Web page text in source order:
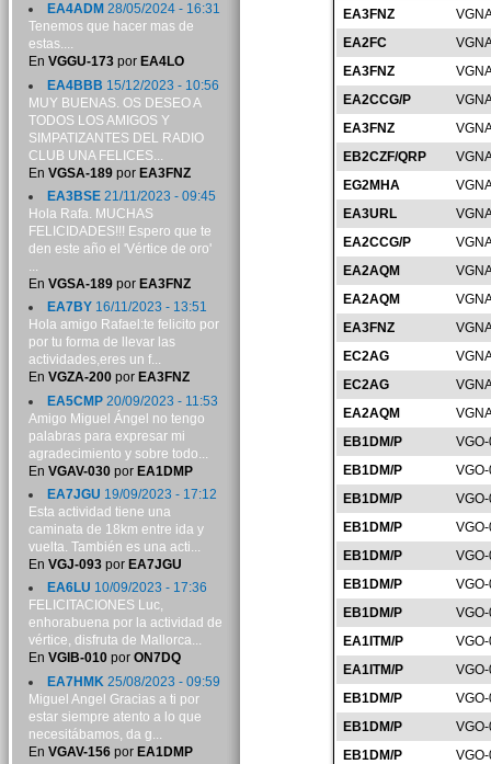
EA3FNZ
EA2FC
EA3FNZ
EA2CCG/P
EA3FNZ
EB2CZF/QRP
EG2MHA
EA3URL
EA2CCG/P
EA2AQM
EA2AQM
EA3FNZ
EC2AG
EC2AG
EA2AQM
EB1DM/P
EB1DM/P
EB1DM/P
EB1DM/P
EB1DM/P
EB1DM/P
EB1DM/P
EA1ITM/P
EA1ITM/P
EB1DM/P
EB1DM/P
EB1DM/P
EA4ADM 28/05/2024 - 16:31
Tenemos que hacer mas de
estas....
En VGGU-173por EA4LO
EA4BBB 15/12/2023 - 10:56
MUY BUENAS. OS DESEO A
TODOS LOS AMIGOS Y
SIMPATIZANTES DEL RADIO
CLUB UNA FELICES...
En VGSA-189por EA3FNZ
EA3BSE21/11/2023 - 09:45
Hola Rafa. MUCHAS
FELICIDADES!!! Espero que te
den este año el 'Vértice de oro'
...
En VGSA-189por EA3FNZ
EA7BY16/11/2023 - 13:51
Hola amigo Rafael:te felicito por
por tu forma de llevar las
actividades,eres un f...
En VGZA-200por EA3FNZ
EA5CMP20/09/2023 - 11:53
Amigo Miguel Ángel no tengo
palabras para expresar mi
agradecimiento y sobre todo...
En VGAV-030por EA1DMP
EA7JGU 19/09/2023 - 17:12
Esta actividad tiene una
caminata de 18km entre ida y
vuelta. También es una acti...
En VGJ-093por EA7JGU
EA6LU 10/09/2023 - 17:36
FELICITACIONES Luc,
enhorabuena por la actividad de
vértice, disfruta de Mallorca...
En VGIB-010por ON7DQ
EA7HMK 25/08/2023 - 09:59
Miguel Angel Gracias a ti por
estar siempre atento a lo que
necesitábamos, da g...
En VGAV-156por EA1DMP